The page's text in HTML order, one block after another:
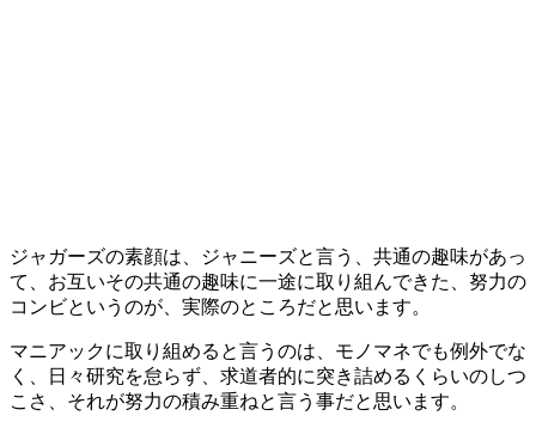
ジャガーズの素顔は、ジャニーズと言う、共通の趣味があっ
て、お互いその共通の趣味に一途に取り組んできた、努力の
コンビというのが、実際のところだと思います。
マニアックに取り組めると言うのは、モノマネでも例外でな
く、日々研究を怠らず、求道者的に突き詰めるくらいのしつ
こさ、それが努力の積み重ねと言う事だと思います。